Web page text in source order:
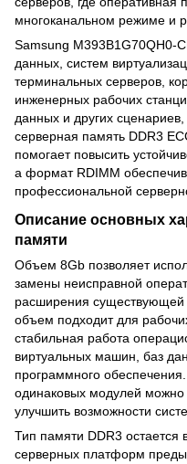
многоканальном режиме и
Samsung M393B1G70QH0-
данных, систем
терминальных серверов,
инженерных рабочих
данных и других
серверная память DDR3
помогает повысить
а формат RDIMM
профессиональной
Описание основных
памяти
Объем 8Gb позволяет
замены неисправной
расширения существующей
объем подходит для
стабильная работа
виртуальных машин, баз
программного
одинаковых модулей
улучшить возможности
Тип памяти DDR3 остается
серверных платформ